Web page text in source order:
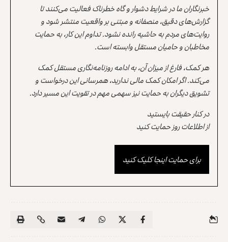
خبرنگاران ما در شرایط دشوار و گاه خطرناک فعالیت می‌کنند تا
گزارش‌های دقیق، منصفانه و مبتنی بر واقعیت منتشر شود و
روایت‌های مردم به حاشیه رانده نشود. تداوم این کار، به حمایت
مخاطبان و حامیان مستقل وابسته است.
هر کمک، فارغ از میزان آن، به ادامه روزنامه‌نگاری مستقل کمک
می‌کند. اگر امکان کمک مالی ندارید، همرسانی این درخواست و
تشویق دیگران به حمایت نیز سهمی مهم در تقویت این مسیر دارد.
در کنار حقیقت بایستید
از اطلاعات روز حمایت کنید
برای حمایت اینجا کلیک کنید